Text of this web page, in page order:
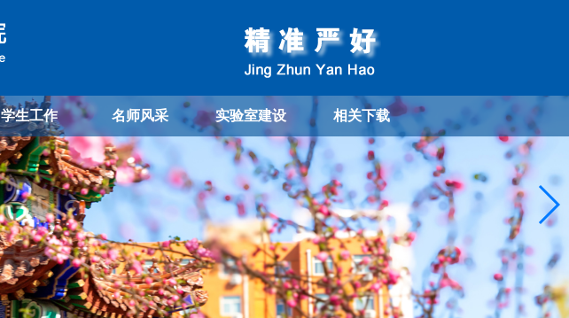
学生工作 名师风采 实验室建设 相关下载